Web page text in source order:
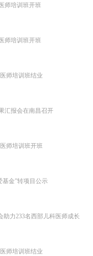
师培训班开班
师培训班开班
师培训班结业
汇报会在南昌召开
师培训班开班
基金”转项目公示
力233名西部儿科医师成长
师培训班结业